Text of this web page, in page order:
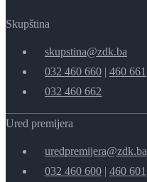
Skupština
skupstina@zdk.ba
032 460 660 | 460 661
032 460 662
Ured premijera
uredpremijera@zdk.ba
032 460 600 | 460 601